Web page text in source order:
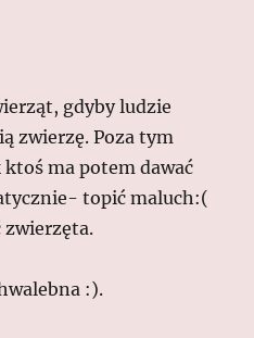
gdyby ludzie
zwierzę. Poza tym
ma potem dawać
topić maluch:(
:).